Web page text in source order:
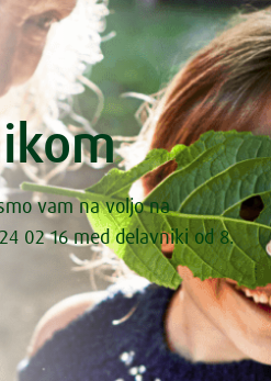
vam na voljo na
02 16 med delavniki od 8.